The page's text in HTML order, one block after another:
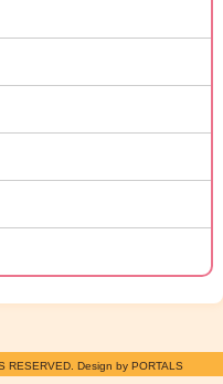
RESERVED. Design by PORTALS